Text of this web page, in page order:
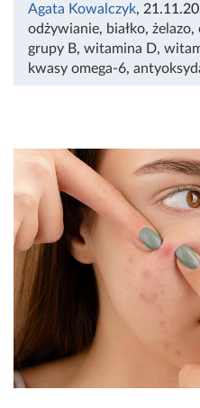
Agata Kowalczyk,
odżywianie, białko, żelazo,
grupy B, witamina D,
kwasy omega-6,